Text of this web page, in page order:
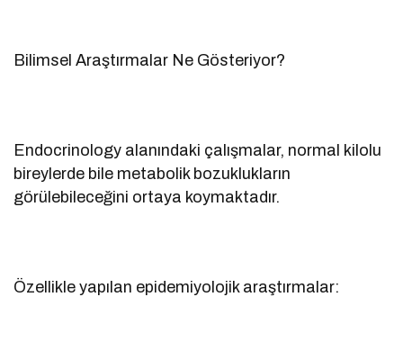
Bilimsel Araştırmalar Ne Gösteriyor?
Endocrinology alanındaki çalışmalar, normal kilolu
bireylerde bile metabolik bozuklukların
görülebileceğini ortaya koymaktadır.
Özellikle yapılan epidemiyolojik araştırmalar: